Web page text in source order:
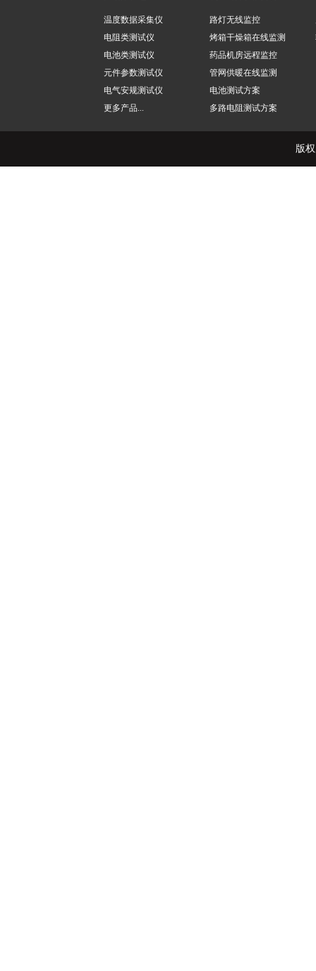
温度数据采集仪
电阻类测试仪
电池类测试仪
元件参数测试仪
电气安规测试仪
更多产品...
路灯无线监控
烤箱干燥箱在线监测
药品机房远程监控
管网供暖在线监测
电池测试方案
多路电阻测试方案
版